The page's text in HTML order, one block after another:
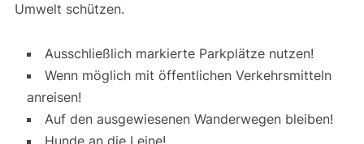
Umwelt schützen.
Ausschließlich markierte Parkplätze nutzen!
Wenn möglich mit öffentlichen Verkehrsmitteln
anreisen!
Auf den ausgewiesenen Wanderwegen bleiben!